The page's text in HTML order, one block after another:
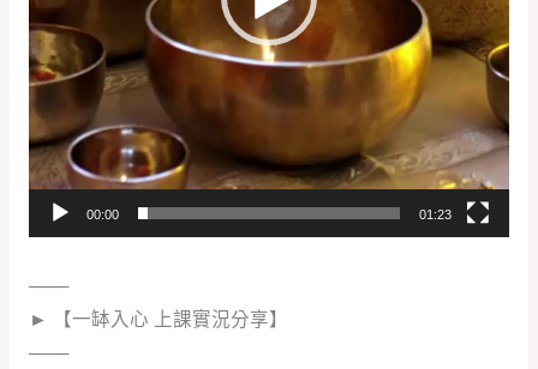
00:00 01:23
───
► 【一缽入心 上課實況分享】
───